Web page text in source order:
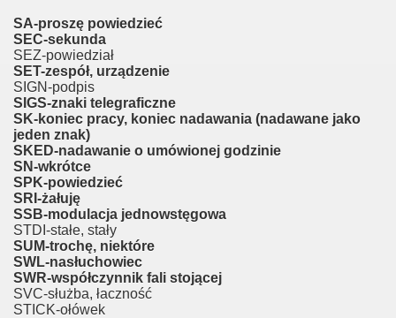
SA-proszę powiedzieć
SEC-sekunda
SEZ-powiedział
SET-zespół, urządzenie
SIGN-podpis
SIGS-znaki telegraficzne
SK-koniec pracy, koniec nadawania (nadawane jako
jeden znak)
SKED-nadawanie o umówionej godzinie
SN-wkrótce
SPK-powiedzieć
SRI-żałuję
SSB-modulacja jednowstęgowa
STDI-stałe, stały
SUM-trochę, niektóre
SWL-nasłuchowiec
SWR-współczynnik fali stojącej
SVC-służba, łaczność
STICK-ołówek